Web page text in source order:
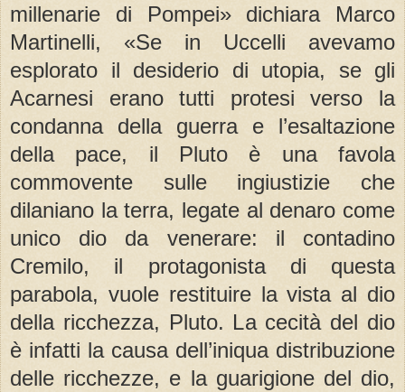
millenarie di Pompei» dichiara Marco
Martinelli, «Se in Uccelli avevamo
esplorato il desiderio di utopia, se gli
Acarnesi erano tutti protesi verso la
condanna della guerra e l’esaltazione
della pace, il Pluto è una favola
commovente sulle ingiustizie che
dilaniano la terra, legate al denaro come
unico dio da venerare: il contadino
Cremilo, il protagonista di questa
parabola, vuole restituire la vista al dio
della ricchezza, Pluto. La cecità del dio
è infatti la causa dell’iniqua distribuzione
delle ricchezze, e la guarigione del dio,